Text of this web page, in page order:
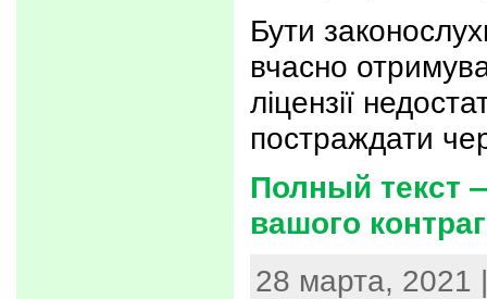
Бути
вчасно
ліцензії
постраждати
Полный текст
вашого
28 марта, 2021